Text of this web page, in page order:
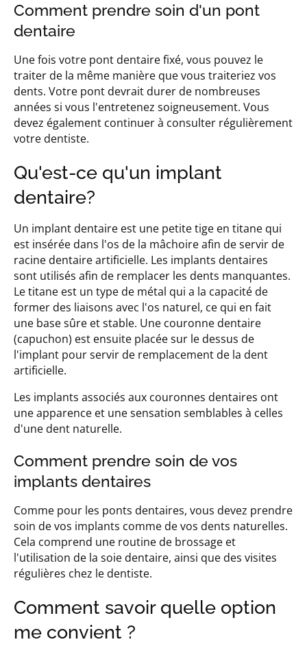
Comment prendre soin d'un pont
dentaire
Une fois votre pont dentaire fixé, vous pouvez le
traiter de la même manière que vous traiteriez vos
dents. Votre pont devrait durer de nombreuses
années si vous l'entretenez soigneusement. Vous
devez également continuer à consulter régulièrement
votre dentiste.
Qu'est-ce qu'un implant
dentaire?
Un implant dentaire est une petite tige en titane qui
est insérée dans l'os de la mâchoire afin de servir de
racine dentaire artificielle. Les implants dentaires
sont utilisés afin de remplacer les dents manquantes.
Le titane est un type de métal qui a la capacité de
former des liaisons avec l'os naturel, ce qui en fait
une base sûre et stable. Une couronne dentaire
(capuchon) est ensuite placée sur le dessus de
l'implant pour servir de remplacement de la dent
artificielle.
Les implants associés aux couronnes dentaires ont
une apparence et une sensation semblables à celles
d'une dent naturelle.
Comment prendre soin de vos
implants dentaires
Comme pour les ponts dentaires, vous devez prendre
soin de vos implants comme de vos dents naturelles.
Cela comprend une routine de brossage et
l'utilisation de la soie dentaire, ainsi que des visites
régulières chez le dentiste.
Comment savoir quelle option
me convient ?